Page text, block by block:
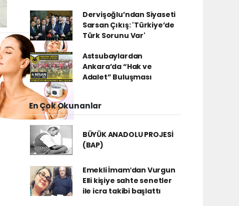
Dervişoğlu’ndan Siyaseti
Sarsan Çıkış: 'Türkiye’de
Türk Sorunu Var'
Astsubaylardan
Ankara’da “Hak ve
Adalet” Buluşması
En Çok Okunanlar
BÜYÜK ANADOLU PROJESİ
(BAP)
Emekli İmamʹdan Vurgun
Elli kişiye sahte senetler
ile icra takibi başlattı